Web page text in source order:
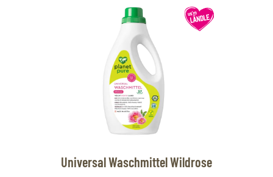
Universal Waschmittel Wildrose